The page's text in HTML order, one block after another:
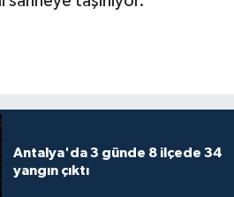
Antalya'da 3 günde 8 ilçede 34
yangın çıktı